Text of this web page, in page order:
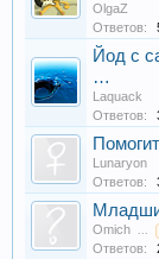
OlgaZ
Ответов:
Йод с
…
Laquack
Ответов:
Lunaryon
Ответов:
Omich ...
Ответов: